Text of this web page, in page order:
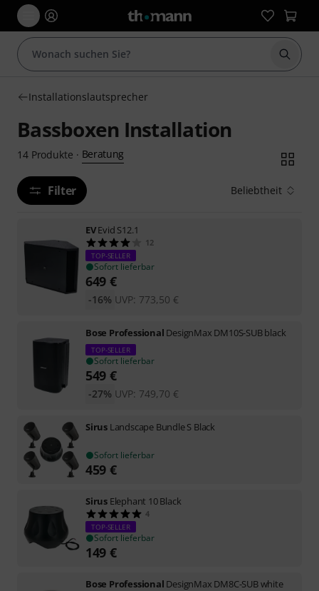
Suche
Installationslautsprecher
Bassboxen Installation
14 Produkte · Beratung
Filter Beliebtheit
EVEvid S12.1
12
TOP-SELLER
Sofort lieferbar
649 €
UVP: 773,50 €
-16%
Bose Professional DesignMax DM10S-SUB black
TOP-SELLER
Sofort lieferbar
549 €
UVP: 749,70 €
-27%
Sirus Landscape Bundle S Black
Sofort lieferbar
459 €
Sirus Elephant 10 Black
4
TOP-SELLER
Sofort lieferbar
149 €
Bose Professional DesignMax DM8C-SUB white